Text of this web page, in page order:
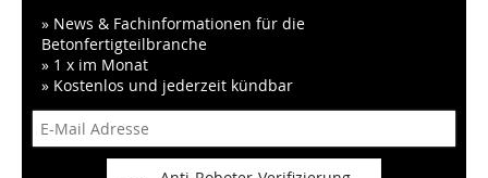
» News & Fachinformationen für die
Betonfertigteilbranche
» 1 x im Monat
» Kostenlos und jederzeit kündbar